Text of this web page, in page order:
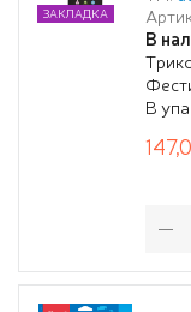
В
В
ЗАКЛАДКА